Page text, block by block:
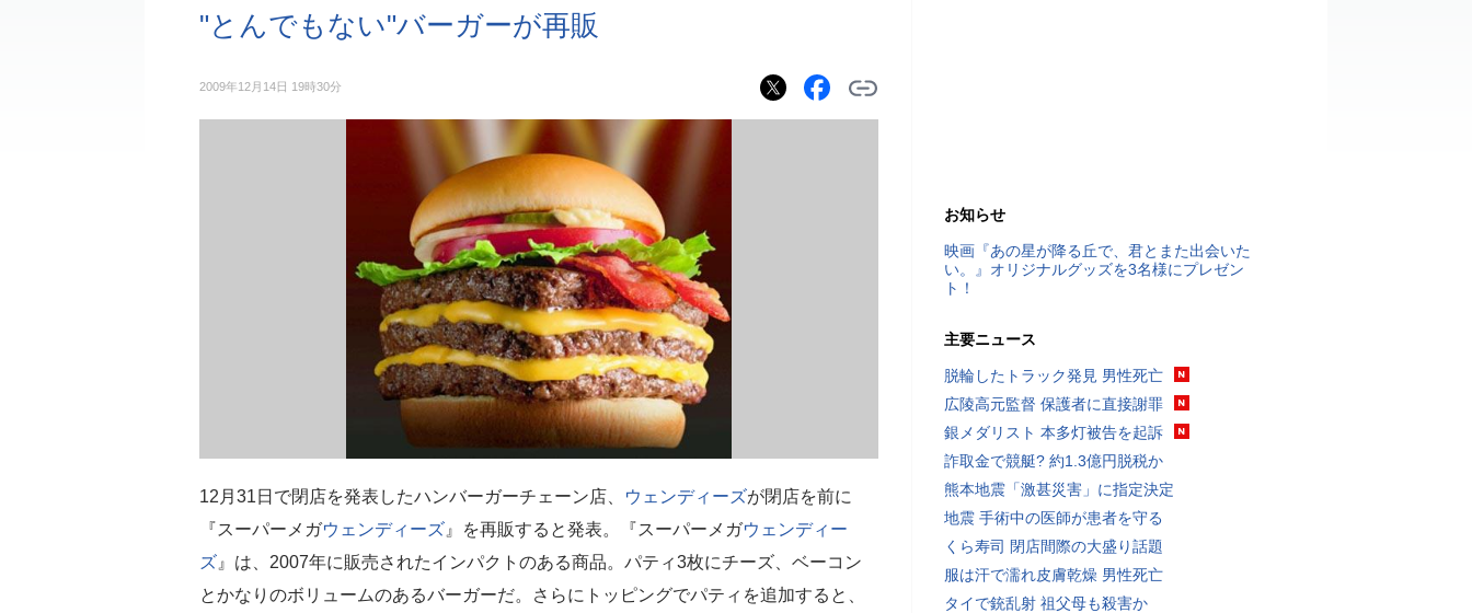
"とんでもない"バーガーが再販
2009年12月14日 19時30分
12月31日で閉店を発表したハンバーガーチェーン店、 ウェンディーズが閉店を前に
『スーパーメガウェンディーズ 』を再販すると発表。『スーパーメガウェンディー
ズ 』は、2007年に販売されたインパクトのある商品。パティ3枚にチーズ、ベーコン
とかなりのボリュームのあるバーガーだ。さらにトッピングでパティを追加すると、
お知らせ
映画『あの星が降る丘で、君とまた出会いた
い。』オリジナルグッズを3名様にプレゼン
ト！
主要ニュース
脱輪したトラック発見 男性死亡
広陵高元監督 保護者に直接謝罪
銀メダリスト 本多灯被告を起訴
詐取金で競艇? 約1.3億円脱税か
熊本地震「激甚災害」に指定決定
地震 手術中の医師が患者を守る
くら寿司 閉店間際の大盛り話題
服は汗で濡れ皮膚乾燥 男性死亡
タイで銃乱射 祖父母も殺害か